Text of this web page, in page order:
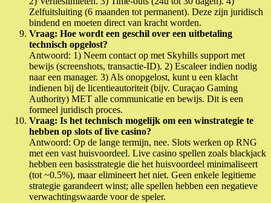
Zelfuitsluiting (6 maanden tot permanent). Deze zijn juridisch
bindend en moeten direct van kracht worden.
Vraag: Hoe wordt een geschil over een uitbetaling
technisch opgelost?
Antwoord: 1) Neem contact op met Skyhills support met
bewijs (screenshots, transactie-ID). 2) Escaleer indien nodig
naar een manager. 3) Als onopgelost, kunt u een klacht
indienen bij de licentieautoriteit (bijv. Curaçao Gaming
Authority) MET alle communicatie en bewijs. Dit is een
formeel juridisch proces.
Vraag: Is het technisch mogelijk om een winstrategie te
hebben op slots of live casino?
Antwoord: Op de lange termijn, nee. Slots werken op RNG
met een vast huisvoordeel. Live casino spellen zoals blackjack
hebben een basisstrategie die het huisvoordeel minimaliseert
(tot ~0.5%), maar elimineert het niet. Geen enkele legitieme
strategie garandeert winst; alle spellen hebben een negatieve
verwachtingswaarde voor de speler.